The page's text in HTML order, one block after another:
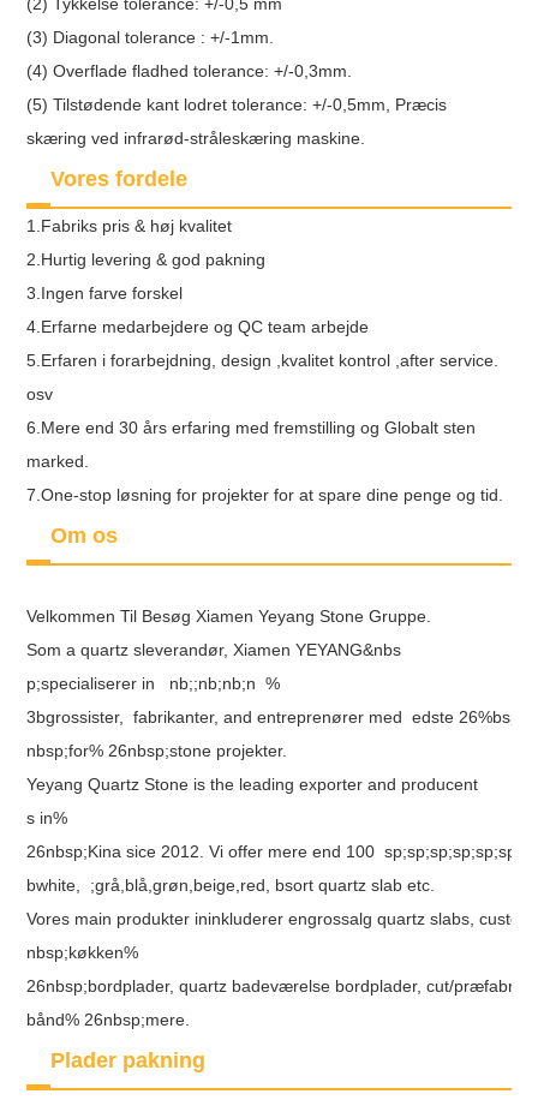
(2) Tykkelse tolerance: +/-0,5 mm
(3) Diagonal tolerance : +/-1mm.
(4) Overflade fladhed tolerance: +/-0,3mm.
(5) Tilstødende kant lodret tolerance: +/-0,5mm, Præcis
skæring ved infrarød-stråleskæring maskine.
Vores fordele
1.Fabriks pris & høj kvalitet
2.Hurtig levering & god pakning
3.Ingen farve forskel
4.Erfarne medarbejdere og QC team arbejde
5.Erfaren i forarbejdning, design ,kvalitet kontrol ,after service.
osv
6.Mere end 30 års erfaring med fremstilling og Globalt sten
marked.
7.One-stop løsning for projekter for at spare dine penge og tid.
Om os
Velkommen Til Besøg Xiamen Yeyang Stone Gruppe.
Som a quartz sleverandør, Xiamen YEYANG&nbs
p;specialiserer in nb;;nb;nb;n %
3bgrossister, fabrikanter, and entreprenører med edste 26%bsp
nbsp;for% 26nbsp;stone projekter.
Yeyang Quartz Stone is the leading exporter and producent %3
s in%
26nbsp;Kina sice 2012. Vi offer mere end 100
bwhite, ;grå,blå,grøn,beige,red, bsort quartz slab etc.
Vores main produkter ininkluderer engrossalg quartz slabs,
nbsp;køkken%
26nbsp;bordplader, quartz badeværelse bordplader, cut/
bånd% 26nbsp;mere.
Plader pakning